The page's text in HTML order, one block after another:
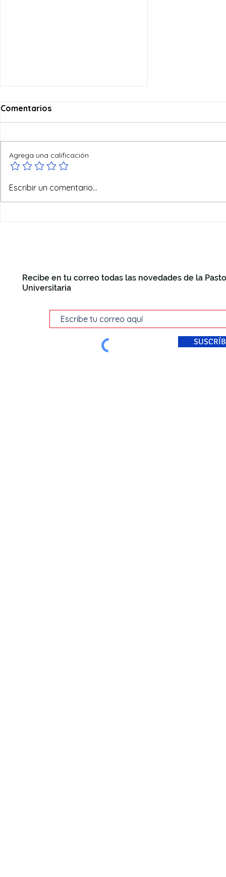
Alzando la mirada con el
Comentarios
Agrega una calificación
Escribir un comentario...
Recibe en tu correo todas las novedades de la
Universitaria